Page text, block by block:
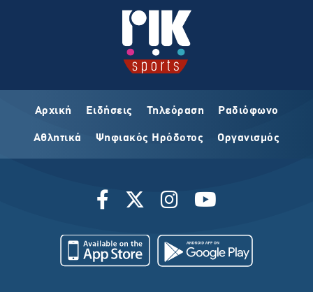
Αρχική Ειδήσεις Τηλεόραση Ραδιόφωνο
Αθλητικά Ψηφιακός Ηρόδοτος Οργανισμός